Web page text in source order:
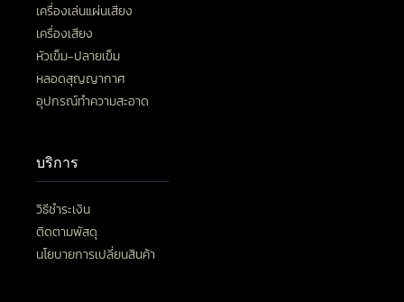
เครื่องเล่นแผ่นเสียง
เครื่องเสียง
หัวเข็ม-ปลายเข็ม
หลอดสุญญากาศ
อุปกรณ์ทำความสะอาด
บริการ
วิธีชำระเงิน
ติดตามพัสดุ
นโยบายการเปลี่ยนสินค้า